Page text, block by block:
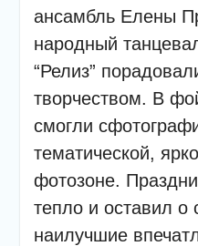
ансамбль Елены
народный
“Релиз”
творчеством. В
смогли
тематической,
фотозоне.
тепло и оставил о
наилучшие